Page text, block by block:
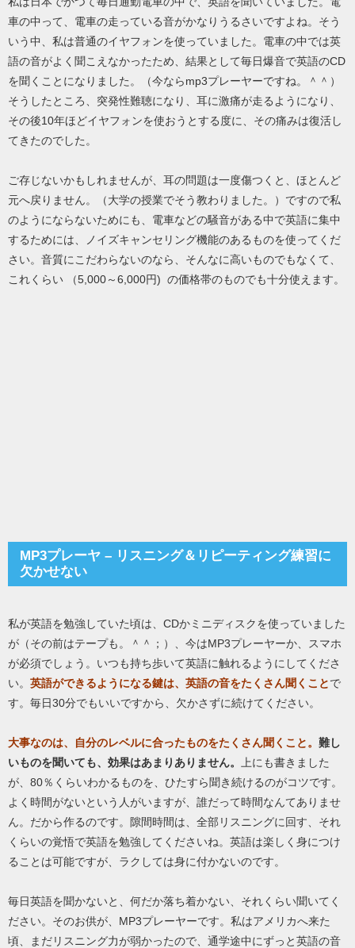
車の中って、電車の走っている音がかなりうるさいですよね。そう
いう中、私は普通のイヤフォンを使っていました。電車の中では英
語の音がよく聞こえなかったため、結果として毎日爆音で英語のCD
を聞くことになりました。（今ならmp3プレーヤーですね。＾＾）
そうしたところ、突発性難聴になり、耳に激痛が走るようになり、
その後10年ほどイヤフォンを使おうとする度に、その痛みは復活し
てきたのでした。
ご存じないかもしれませんが、耳の問題は一度傷つくと、ほとんど
元へ戻りません。（大学の授業でそう教わりました。）ですので私
のようにならないためにも、電車などの騒音がある中で英語に集中
するためには、ノイズキャンセリング機能のあるものを使ってくだ
さい。音質にこだわらないのなら、そんなに高いものでもなくて、
これくらい （5,000～6,000円) の価格帯のものでも十分使えます。
MP3プレーヤ – リスニング＆リピーティング練習に
欠かせない
私が英語を勉強していた頃は、CDかミニディスクを使っていました
が（その前はテープも。＾＾；）、今はMP3プレーヤーか、スマホ
が必須でしょう。いつも持ち歩いて英語に触れるようにしてくださ
い。 英語ができるようになる鍵は、英語の音をたくさん聞くことで
す。毎日30分でもいいですから、欠かさずに続けてください。
大事なのは、自分のレベルに合ったものをたくさん聞くこと。 難し
いものを聞いても、効果はあまりありません。
上にも書きました
が、80％くらいわかるものを、ひたすら聞き続けるのがコツです。
よく時間がないという人がいますが、誰だって時間なんてありませ
ん。だから作るのです。隙間時間は、全部リスニングに回す、それ
くらいの覚悟で英語を勉強してくださいね。英語は楽しく身につけ
ることは可能ですが、ラクしては身に付かないのです。
毎日英語を聞かないと、何だか落ち着かない、それくらい聞いてく
ださい。そのお供が、MP3プレーヤーです。私はアメリカへ来た
頃、まだリスニング力が弱かったので、通学途中にずっと英語の音